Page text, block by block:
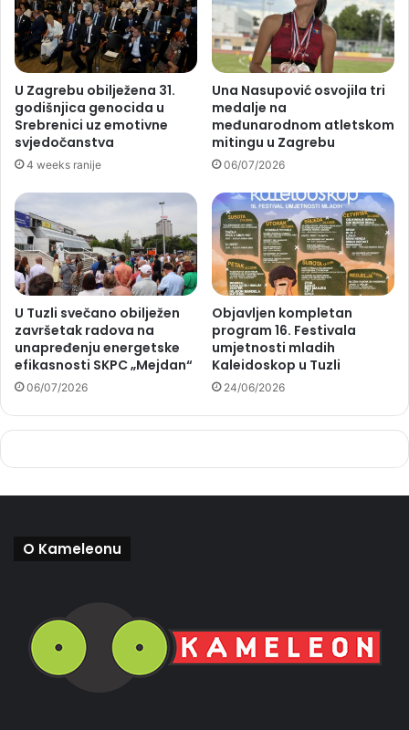
U Zagrebu obilježena 31.
godišnjica genocida u
Srebrenici uz emotivne
svjedočanstva
4 weeks ranije
Una Nasupović osvojila tri
medalje na
međunarodnom atletskom
mitingu u Zagrebu
06/07/2026
U Tuzli svečano obilježen
završetak radova na
unapređenju energetske
efikasnosti SKPC „Mejdan“
06/07/2026
Objavljen kompletan
program 16. Festivala
umjetnosti mladih
Kaleidoskop u Tuzli
24/06/2026
O Kameleonu